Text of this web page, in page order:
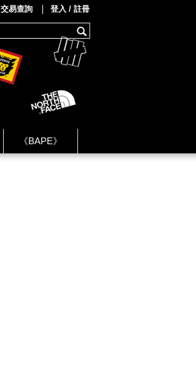
《BAPE》
交易查詢 登入 / 註冊